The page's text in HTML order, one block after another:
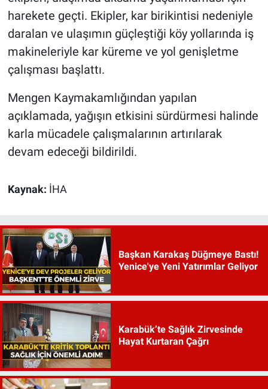
harekete geçti. Ekipler, kar birikintisi nedeniyle
daralan ve ulaşımın güçleştiği köy yollarında iş
makineleriyle kar küreme ve yol genişletme
çalışması başlattı.
Mengen Kaymakamlığından yapılan
açıklamada, yağışın etkisini sürdürmesi halinde
karla mücadele çalışmalarının artırılarak
devam edeceği bildirildi.
Kaynak: İHA
Başkan Karakaş Düğmeye Bastı!
Yenice'ye Yeni Yatırımlar Geliyor
Karabük’te Sağlık Zirvesinde
Hayat Kurtaran Çağrı